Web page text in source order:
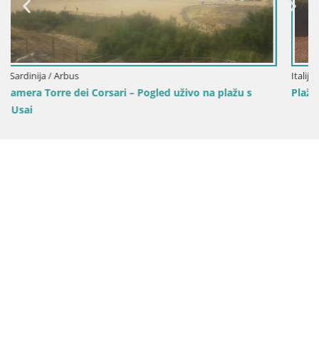
s
Italija / Sardinija / Oristano
Plaža Mari Ermi | Is Arutas – Oristano